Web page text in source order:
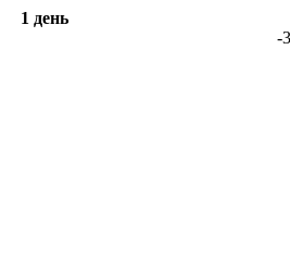
1 день
-